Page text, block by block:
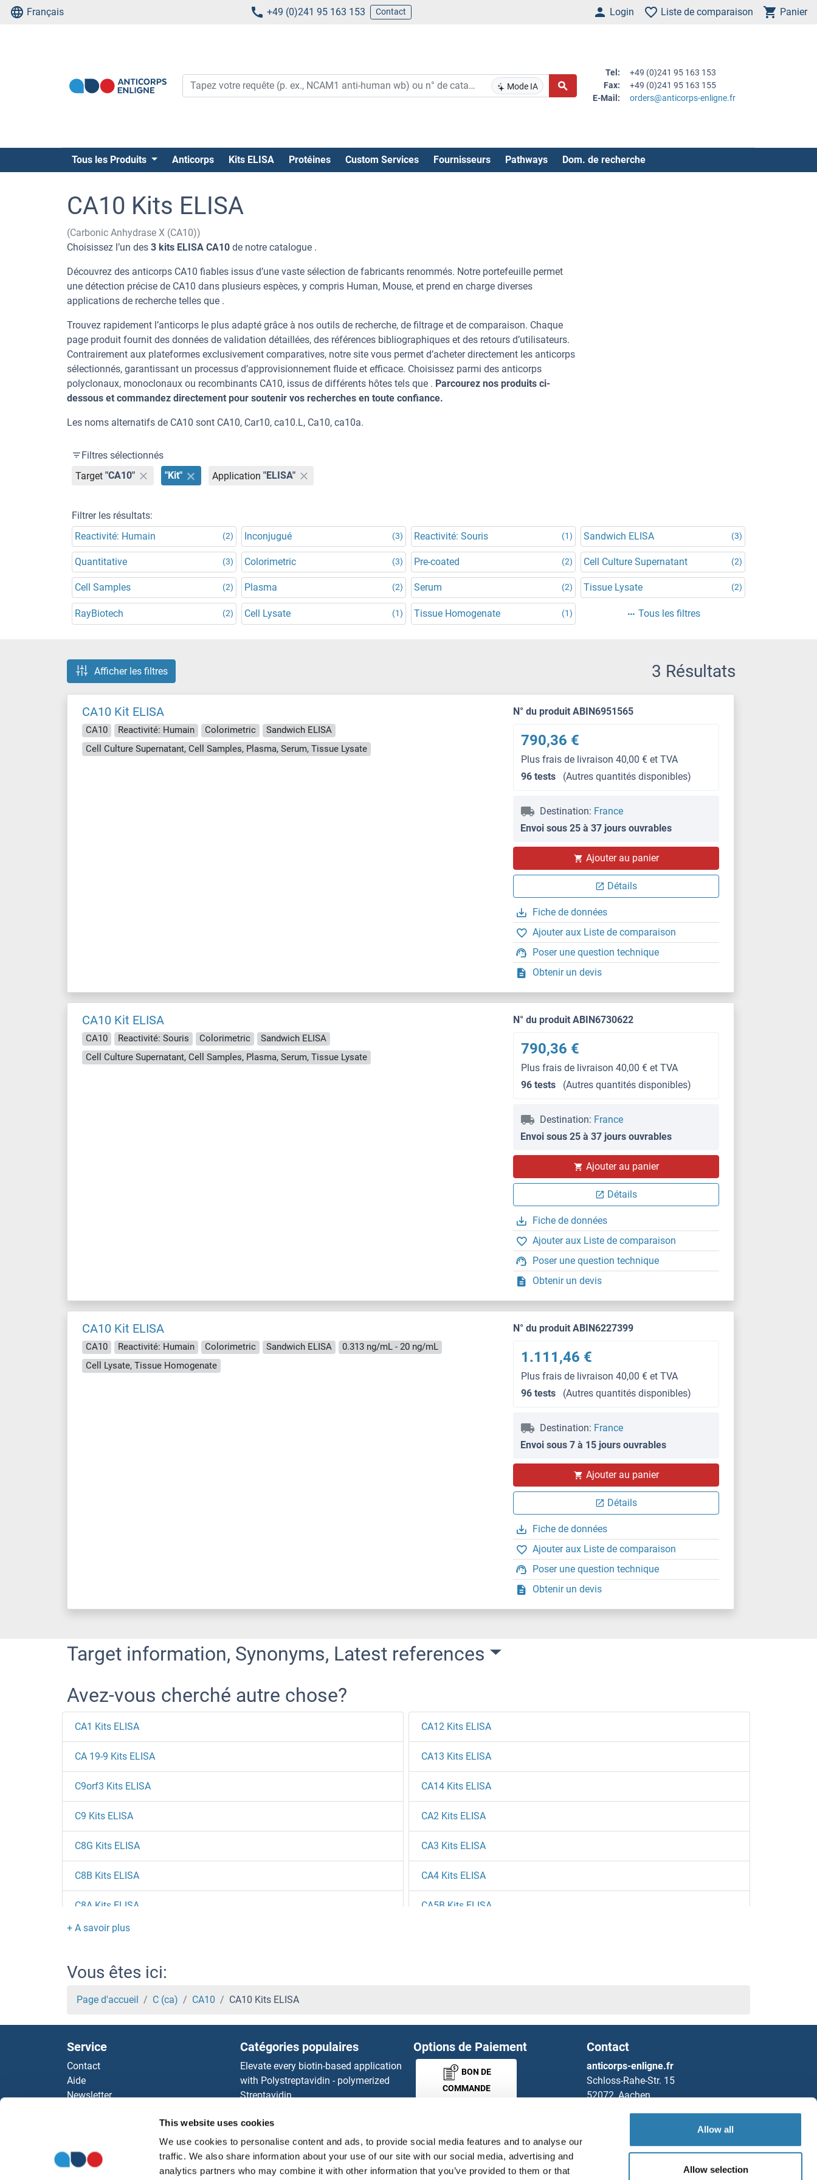
This website uses cookies
We use cookies to personalise content and ads, to provide social media features and to analyse our
traffic. We also share information about your use of our site with our social media, advertising and
analytics partners who may combine it with other information that you’ve provided to them or that
Allow all
Allow selection
Français +49 (0)241 95 163 153 Contact Login Liste de comparaison Panier
Mode IA
Tel:
+49 (0)241 95 163 153
Fax:
+49 (0)241 95 163 155
E-Mail:
orders@anticorps-enligne.fr
Tous les Produits Anticorps Kits ELISA Protéines Custom Services Fournisseurs Pathways Dom. de recherche
CA10 Kits ELISA
(Carbonic Anhydrase X (CA10))
Choisissez l’un des 3 kits ELISA CA10 de notre catalogue .
Découvrez des anticorps CA10 fiables issus d’une vaste sélection de fabricants renommés. Notre portefeuille permet
une détection précise de CA10 dans plusieurs espèces, y compris Human, Mouse, et prend en charge diverses
applications de recherche telles que .
Trouvez rapidement l’anticorps le plus adapté grâce à nos outils de recherche, de filtrage et de comparaison. Chaque
page produit fournit des données de validation détaillées, des références bibliographiques et des retours d’utilisateurs.
Contrairement aux plateformes exclusivement comparatives, notre site vous permet d’acheter directement les anticorps
sélectionnés, garantissant un processus d’approvisionnement fluide et efficace. Choisissez parmi des anticorps
polyclonaux, monoclonaux ou recombinants CA10, issus de différents hôtes tels que . Parcourez nos produits ci-
dessous et commandez directement pour soutenir vos recherches en toute confiance.
Les noms alternatifs de CA10 sont CA10, Car10, ca10.L, Ca10, ca10a.
Filtres sélectionnés
Target "CA10" "Kit" Application "ELISA"
Filtrer les résultats:
Reactivité: Humain
(2) Inconjugué (3) Reactivité: Souris (1) Sandwich ELISA (3)
Quantitative (3) Colorimetric (3) Pre-coated (2) Cell Culture Supernatant (2)
Cell Samples (2) Plasma (2) Serum (2) Tissue Lysate (2)
RayBiotech (2) Cell Lysate (1) Tissue Homogenate (1) Tous les filtres
Afficher les filtres 3 Résultats
CA10 Kit ELISA
CA10 Reactivité: Humain Colorimetric
Sandwich ELISA
Cell Culture Supernatant, Cell Samples, Plasma, Serum, Tissue Lysate
N° du produit ABIN6951565
790,36 €
Plus frais de livraison 40,00 € et TVA
96 tests
(Autres quantités disponibles)
Destination: France
Envoi sous 25 à 37 jours ouvrables
Ajouter au panier
Détails
Fiche de données
Ajouter aux Liste de comparaison
Poser une question technique
Obtenir un devis
CA10 Kit ELISA
CA10 Reactivité: Souris Colorimetric
Sandwich ELISA
Cell Culture Supernatant, Cell Samples, Plasma, Serum, Tissue Lysate
N° du produit ABIN6730622
790,36 €
Plus frais de livraison 40,00 € et TVA
96 tests
(Autres quantités disponibles)
Destination: France
Envoi sous 25 à 37 jours ouvrables
Ajouter au panier
Détails
Fiche de données
Ajouter aux Liste de comparaison
Poser une question technique
Obtenir un devis
CA10 Kit ELISA
CA10 Reactivité: Humain Colorimetric Sandwich ELISA
0.313 ng/mL - 20 ng/mL
Cell Lysate, Tissue Homogenate
N° du produit ABIN6227399
1.111,46 €
Plus frais de livraison 40,00 € et TVA
96 tests
(Autres quantités disponibles)
Destination: France
Envoi sous 7 à 15 jours ouvrables
Ajouter au panier
Détails
Fiche de données
Ajouter aux Liste de comparaison
Poser une question technique
Obtenir un devis
Target information, Synonyms, Latest references
Avez-vous cherché autre chose?
CA1 Kits ELISA
CA 19-9 Kits ELISA
C9orf3 Kits ELISA
C9 Kits ELISA
C8G Kits ELISA
C8B Kits ELISA
C8A Kits ELISA
C7 Kits ELISA
C6 Kits ELISA
C5b-9 Kits ELISA
C5AR1 Kits ELISA
C5A Kits ELISA
C5 Kits ELISA
CA12 Kits ELISA
CA13 Kits ELISA
CA14 Kits ELISA
CA2 Kits ELISA
CA3 Kits ELISA
CA4 Kits ELISA
CA5B Kits ELISA
CA9 Kits ELISA
CAB39 Kits ELISA
CABIN1 Kits ELISA
CABS1 Kits ELISA
CABYR Kits ELISA
Vous êtes ici:
Page d'accueil C (ca) CA10 CA10 Kits ELISA
Service
Contact
Aide
Newsletter
Catégories populaires
Elevate every biotin-based application
with Polystreptavidin - polymerized
Streptavidin.
Rabbit RFP Antibody
Rockland Original products
ELISA Kits
antibodies online purchase process
Options de Paiement
BON DE
COMMANDE
MONEY-BACK-
GUARANTEE
Contact
anticorps-enligne.fr
Schloss-Rahe-Str. 15
52072, Aachen
+49 (0)241 95 163 153
+49 (0)241 95 163 155